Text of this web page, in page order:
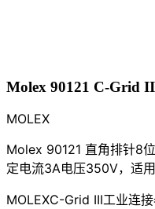
Molex 90121 C-Grid
MOLEX
Molex 90121 直角排针8
定电流3A电压350V，适
MOLEXC-Grid III工业连